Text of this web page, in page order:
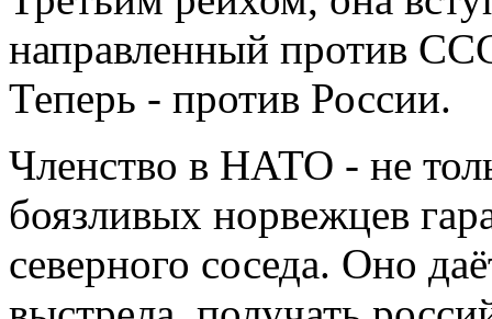
направленный против
Теперь - против России.
Членство в НАТО - не
боязливых норвежцев
северного соседа. Оно